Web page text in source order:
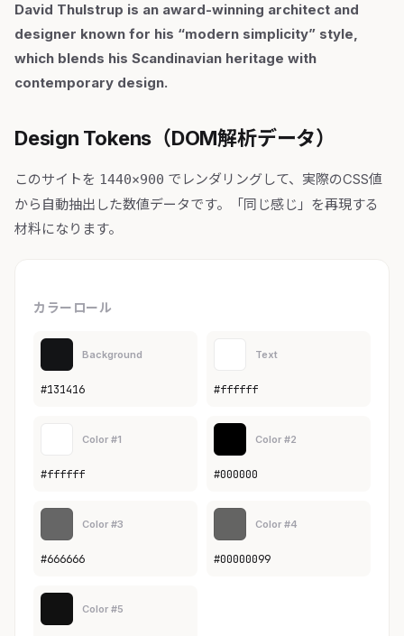
David Thulstrup is an award-winning architect and
designer known for his “modern simplicity” style,
which blends his Scandinavian heritage with
contemporary design.
Design Tokens（DOM解析データ）
このサイトを 1440×900 でレンダリングして、実際のCSS値
から自動抽出した数値データです。「同じ感じ」を再現する
材料になります。
カラーロール
Background
#131416
Text
#ffffff
Color #1
#ffffff
Color #2
#000000
Color #3
#666666
Color #4
#00000099
Color #5